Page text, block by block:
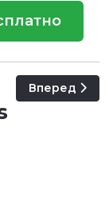
Kit
Следующий:
Вперед